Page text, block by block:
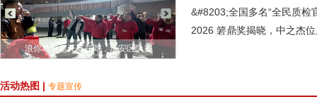
赛在即，淮安区队蓄 Honda携全领域产品及安全技术成
&#8203;全国多名“全民质检
2026 箬鼎奖揭晓，中之杰
活动热图 | 专题宣传